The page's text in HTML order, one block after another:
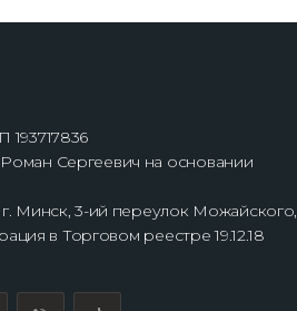
Сергеевич на основании
Минск, 3-ий переулок Можайского,
в Торговом реестре 19.12.18